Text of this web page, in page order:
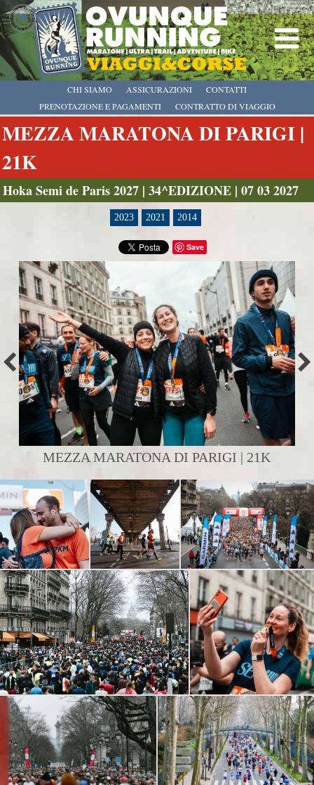
CHI SIAMO
PRENOTAZIONE E PAGAMENTI
CONTRATTO DI VIAGGIO
ASSICURAZIONI CONTATTI
MEZZA MARATONA DI PARIGI |
21K
Hoka Semi de Paris 2027 | 34^EDIZIONE | 07 03 2027
2023 2021 2014
Save
MEZZA MARATONA DI PARIGI | 21K